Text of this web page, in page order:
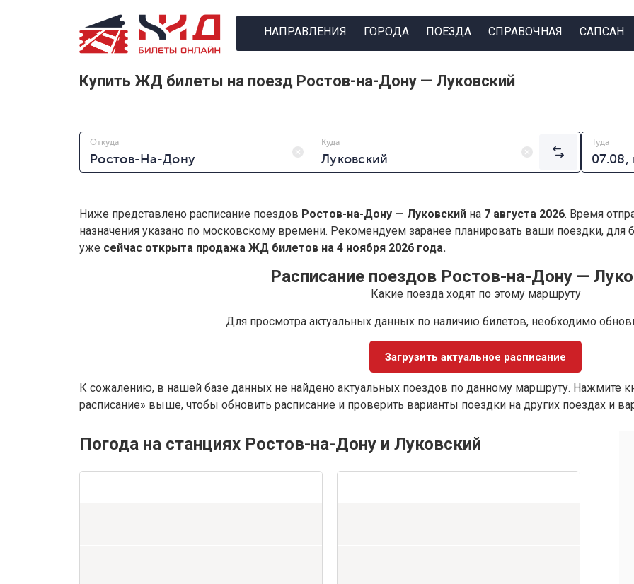
НАПРАВЛЕНИЯ ГОРОДА ПОЕЗДА СПРАВОЧНАЯ САПСАН
Купить ЖД билеты на поезд Ростов-на-Дону — Луковский
Откуда Куда Туда
Ниже представлено расписание поездов Ростов-на-Дону — Луковский на 7 августа 2026. Время
назначения указано по московскому времени. Рекомендуем заранее планировать ваши поездки,
уже сейчас открыта продажа ЖД билетов на 4 ноября 2026 года.
Расписание поездов Ростов-на-Дону —
Какие поезда ходят по этому маршруту
Для просмотра актуальных данных по наличию билетов, необходимо
Загрузить актуальное расписание
К сожалению, в нашей базе данных не найдено актуальных поездов по данному маршруту. Нажмите
расписание» выше, чтобы обновить расписание и проверить варианты поездки на других поездах и
Погода на станциях Ростов-на-Дону и Луковский